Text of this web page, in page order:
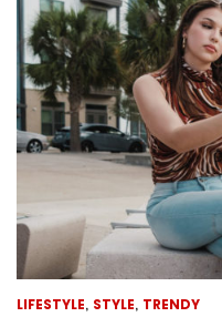
LIFESTYLE, STYLE, TRENDY